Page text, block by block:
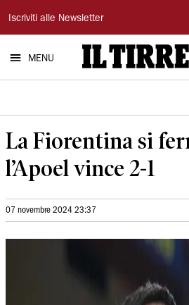
Il
Tirreno
Iscriviti alle Newsletter
MENU
La Fiorentina si
l’Apoel vince 2-1
07 novembre 2024 23:37